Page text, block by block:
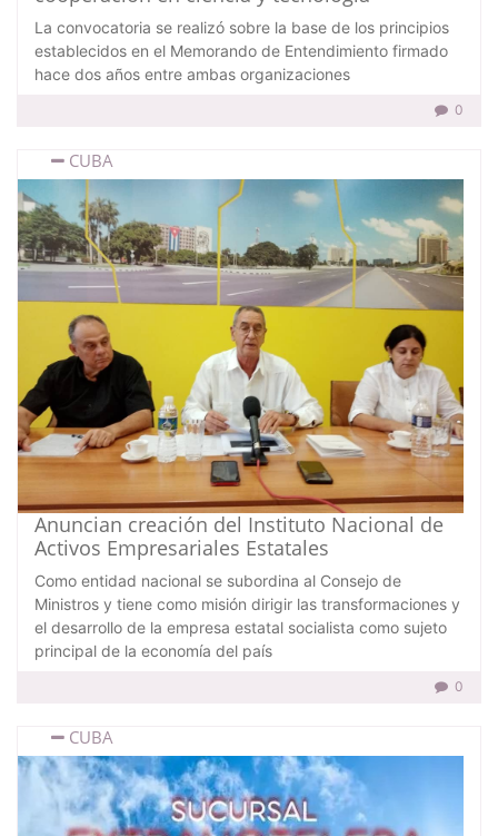
La convocatoria se realizó sobre la base de los principios
establecidos en el Memorando de Entendimiento firmado
hace dos años entre ambas organizaciones
0
CUBA
Anuncian creación del Instituto Nacional de
Activos Empresariales Estatales
Como entidad nacional se subordina al Consejo de
Ministros y tiene como misión dirigir las transformaciones y
el desarrollo de la empresa estatal socialista como sujeto
principal de la economía del país
0
CUBA